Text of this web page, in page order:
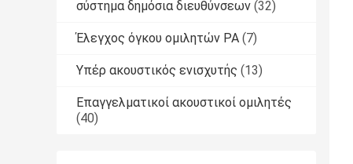
σύστημα δημόσια διευθύνσεων (32)
Έλεγχος όγκου ομιλητών PA (7)
Υπέρ ακουστικός ενισχυτής (13)
Επαγγελματικοί ακουστικοί ομιλητές
(40)